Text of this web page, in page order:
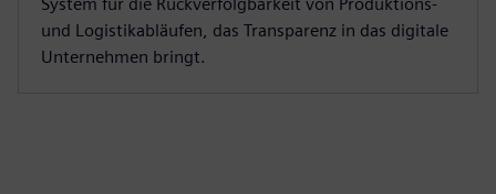
und Logistikabläufen, das Transparenz in das digitale
Unternehmen bringt.